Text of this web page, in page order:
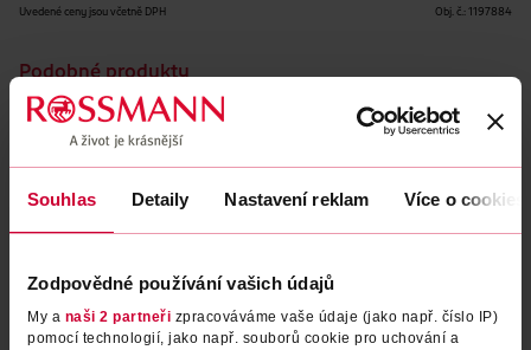
Souhlas Detaily Nastavení reklam Více o cookies
Zodpovědné používání vašich údajů
My a naši 2 partneři zpracováváme vaše údaje (jako např. číslo IP)
pomocí technologií, jako např. souborů cookie pro uchování a
Uvedené ceny jsou včetně DPH
Obj. č.: 1197884
Podobné produkty